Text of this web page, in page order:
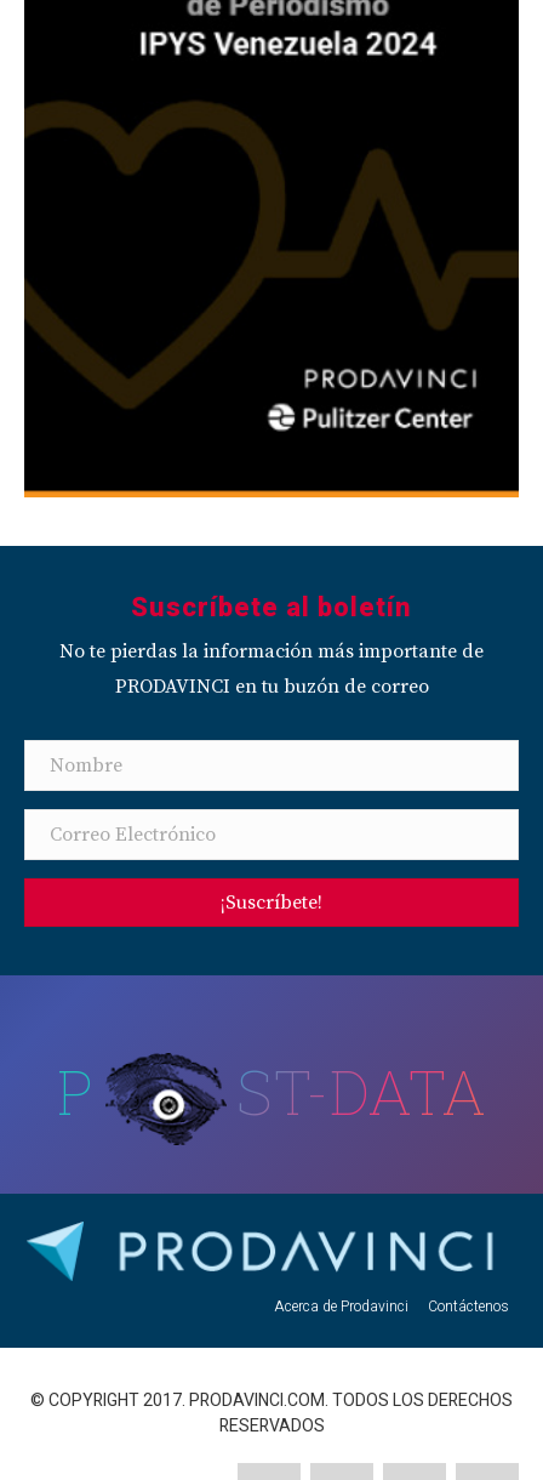
Suscríbete al boletín
No te pierdas la información más importante de
PRODAVINCI en tu buzón de correo
¡Suscríbete!
P ST-DATA
Acerca de Prodavinci Contáctenos
© COPYRIGHT 2017. PRODAVINCI.COM. TODOS LOS DERECHOS
RESERVADOS